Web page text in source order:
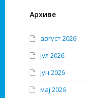
Архиве
август 2026
јул 2026
јун 2026
мај 2026